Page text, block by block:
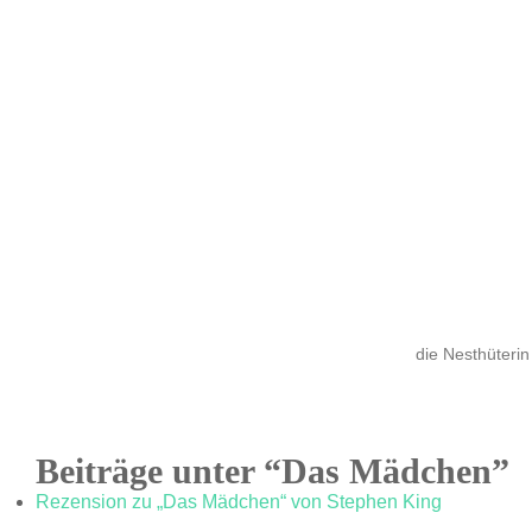
die Nesthüterin
Beiträge unter “Das Mädchen”
Rezension zu „Das Mädchen“ von Stephen King